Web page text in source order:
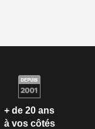
+ de 20 ans
à vos côtés